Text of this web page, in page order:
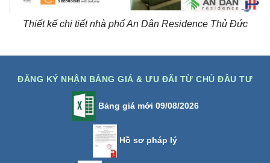
Thiết kế chi tiết nhà phố An Dân Residence Thủ Đức
ĐĂNG KÝ NHẬN BẢNG GIÁ & ƯU ĐÃI TỪ CHỦ ĐẦU TƯ
Bảng giá mới 09/08/2026
Hồ sơ pháp lý